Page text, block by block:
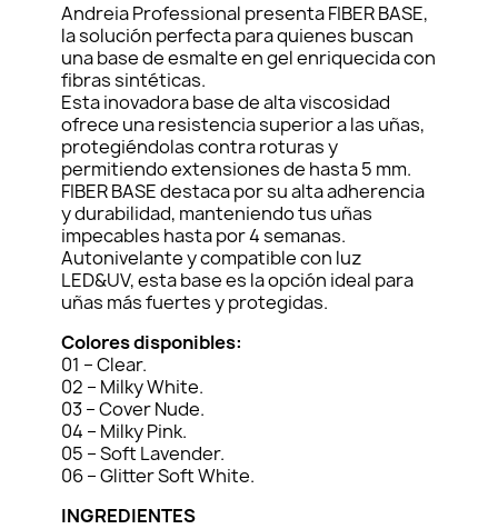
Andreia Professional presenta FIBER BASE,
la solución perfecta para quienes buscan
una base de esmalte en gel enriquecida con
fibras sintéticas.
Esta inovadora base de alta viscosidad
ofrece una resistencia superior a las uñas,
protegiéndolas contra roturas y
permitiendo extensiones de hasta 5 mm.
FIBER BASE destaca por su alta adherencia
y durabilidad, manteniendo tus uñas
impecables hasta por 4 semanas.
Autonivelante y compatible con luz
LED&UV, esta base es la opción ideal para
uñas más fuertes y protegidas.
Colores disponibles:
01 – Clear.
02 – Milky White.
03 – Cover Nude.
04 – Milky Pink.
05 – Soft Lavender.
06 – Glitter Soft White.
INGREDIENTES